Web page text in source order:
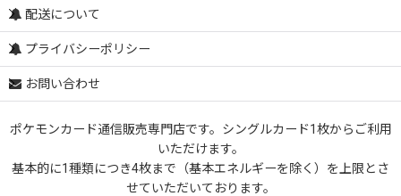
配送について
プライバシーポリシー
お問い合わせ
ポケモンカード通信販売専門店です。シングルカード1枚からご利用
いただけます。
基本的に1種類につき4枚まで（基本エネルギーを除く）を上限とさ
せていただいております。